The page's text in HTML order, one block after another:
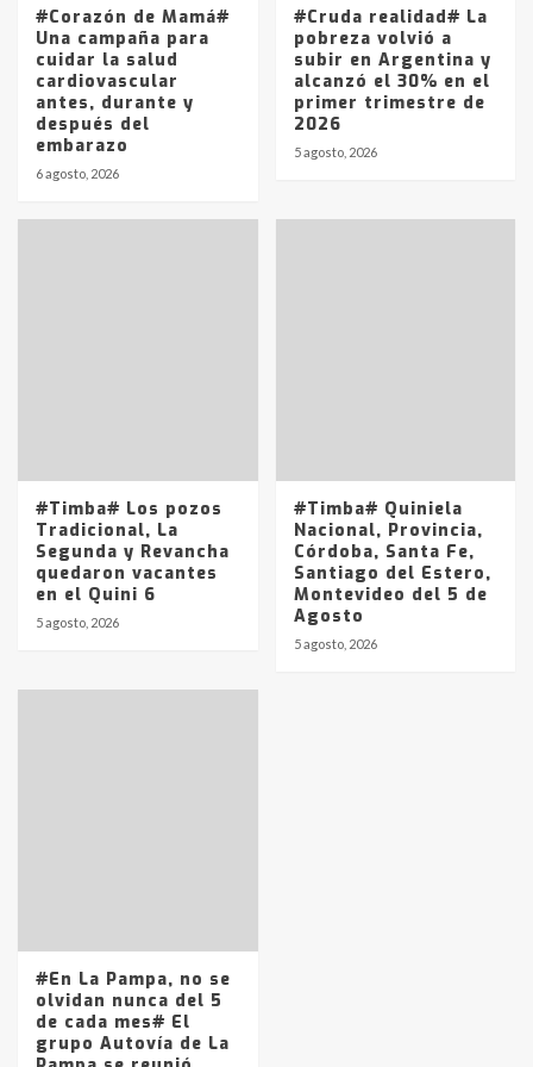
2
14 allanamientos con Gendarmería
en T.Lauquen, Pehuajó y Carlos
Casares
Identidad de los adolescentes
pampeanos que fueron
#Corazón de Mamá#
Una campaña para
cuidar la salud
cardiovascular
antes, durante y
después del
embarazo
6 agosto, 2026
#Cruda realidad# La
pobreza volvió a
subir en Argentina y
alcanzó el 30% en el
primer trimestre de
2026
5 agosto, 2026
#Timba# Los pozos
Tradicional, La
Segunda y Revancha
quedaron vacantes
en el Quini 6
5 agosto, 2026
#Timba# Quiniela
Nacional, Provincia,
Córdoba, Santa Fe,
Santiago del Estero,
Montevideo del 5 de
Agosto
5 agosto, 2026
#En La Pampa, no se
olvidan nunca del 5
de cada mes# El
grupo Autovía de La